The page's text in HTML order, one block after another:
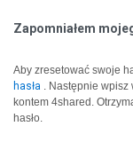
Zapomniałem
Aby zresetować swoje
hasła . Następnie
kontem 4shared.
hasło.